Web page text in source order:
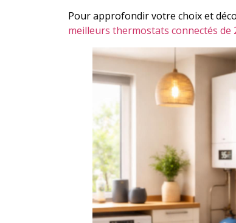
Pour approfondir votre choix et
meilleurs thermostats connectés de